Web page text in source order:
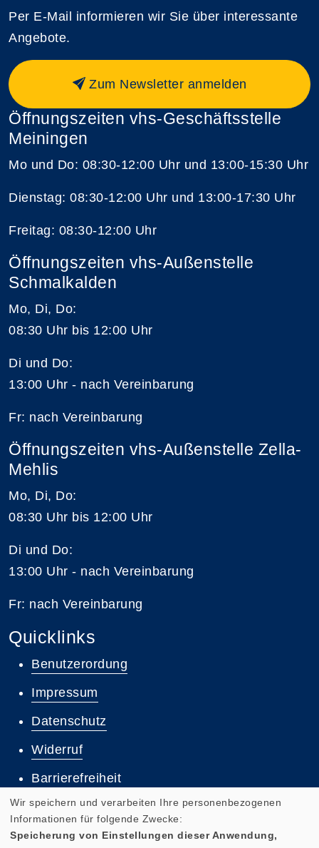
Per E-Mail informieren wir Sie über interessante
Angebote.
Zum Newsletter anmelden
Öffnungszeiten vhs-Geschäftsstelle
Meiningen
Mo und Do: 08:30-12:00 Uhr und 13:00-15:30 Uhr
Dienstag: 08:30-12:00 Uhr und 13:00-17:30 Uhr
Freitag: 08:30-12:00 Uhr
Öffnungszeiten vhs-Außenstelle
Schmalkalden
Mo, Di, Do:
08:30 Uhr bis 12:00 Uhr
Di und Do:
13:00 Uhr - nach Vereinbarung
Fr: nach Vereinbarung
Öffnungszeiten vhs-Außenstelle Zella-
Mehlis
Mo, Di, Do:
08:30 Uhr bis 12:00 Uhr
Di und Do:
13:00 Uhr - nach Vereinbarung
Fr: nach Vereinbarung
Quicklinks
Benutzerordung
Impressum
Datenschutz
Widerruf
Barrierefreiheit
Wir speichern und verarbeiten Ihre personenbezogenen
Informationen für folgende Zwecke:
Speicherung von Einstellungen dieser Anwendung,